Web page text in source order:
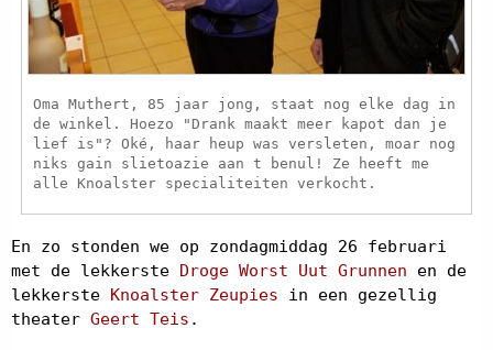
Oma Muthert, 85 jaar jong, staat nog elke dag in
de winkel. Hoezo "Drank maakt meer kapot dan je
lief is"? Oké, haar heup was versleten, moar nog
niks gain slietoazie aan t benul! Ze heeft me
alle Knoalster specialiteiten verkocht.
En zo stonden we op zondagmiddag 26 februari
met de lekkerste Droge Worst Uut Grunnen en de
lekkerste Knoalster Zeupies in een gezellig
theater Geert Teis .